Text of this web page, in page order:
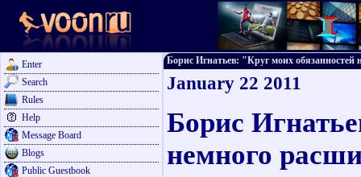
Enter
Search
Rules
Help
Message Board
Blogs
Public Guestbook
Борис Игнатьев: "Круг моих обязанностей
January 22 2011
Борис
немного